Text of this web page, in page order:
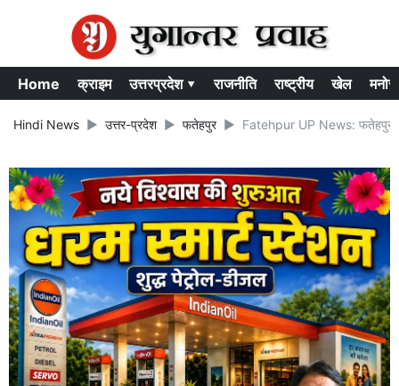
Home क्राइम उत्तरप्रदेश ▾ राजनीति राष्ट्रीय खेल
Hindi News उत्तर-प्रदेश फतेहपुर Fatehpur UP News: फतेहपुर में